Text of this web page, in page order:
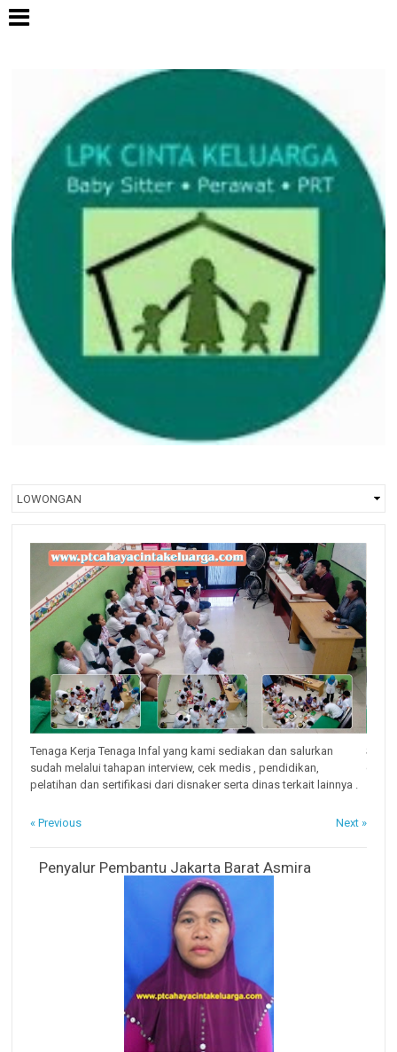
Tenaga Kerja Tenaga Infal yang kami sediakan dan salurkan
sudah melalui tahapan interview, cek medis , pendidikan,
pelatihan dan sertifikasi dari disnaker serta dinas terkait lainnya .
dan
« Previous Next »
Penyalur Pembantu Jakarta Barat Asmira